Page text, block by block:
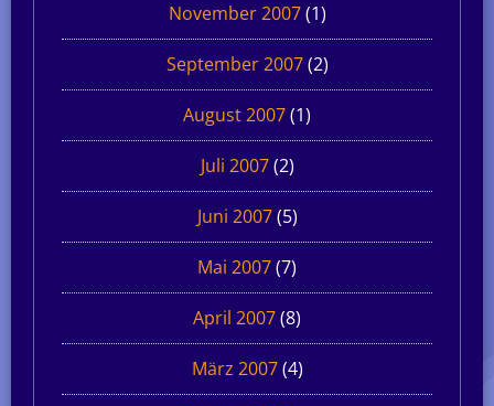
November 2007(1)
September 2007(2)
August 2007(1)
Juli 2007(2)
Juni 2007(5)
Mai 2007(7)
April 2007(8)
März 2007(4)